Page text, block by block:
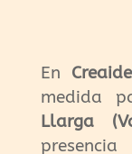
En
medida
Llarga